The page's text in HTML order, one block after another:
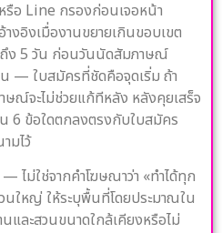
อ Line กรองก่อนเจอหน้า
งอิงเมื่องานขยายเกินขอบเขต
ถึง 5 วัน ก่อนวันนัดสัมภาษณ์
— ใบสมัครที่ชัดคือจุดเริ่ม ถ้า
ณ์จะไม่ช่วยแก้ทีหลัง หลังคุยเสร็จ
6 ข้อใดตกลงตรงกับใบสมัคร
มไว้
ไม่ใช่จากคำโฆษณาว่า «ทำได้ทุก
นใหญ่ ให้ระบุพื้นที่โดยประมาณใน
และสวนขนาดใกล้เคียงหรือไม่